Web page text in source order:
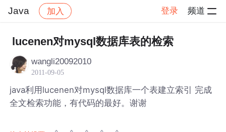
Java 加入 登录 频道
社区 Java 帖子详情
lucenen对mysql数据库表的检索
wangli20092010
2011-09-05
java利用lucenen对mysql数据库一个表建立索引 完成
全文检索功能，有代码的最好。谢谢